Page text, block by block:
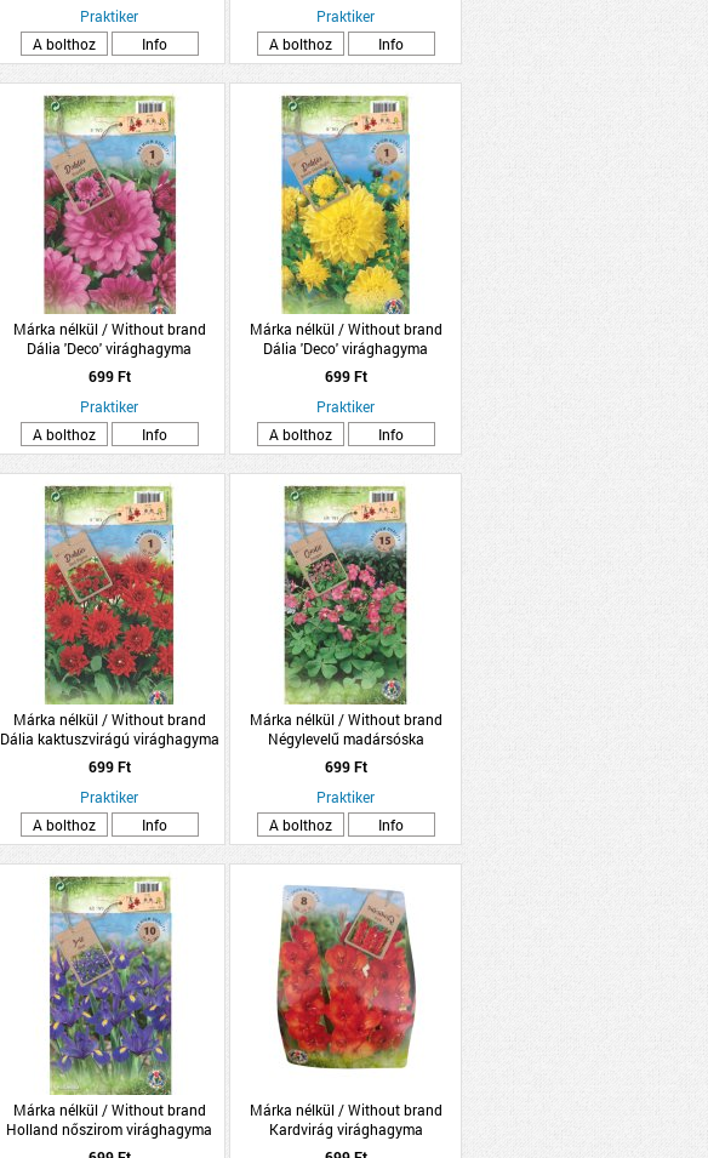
Praktiker
A bolthoz
Info
Praktiker
A bolthoz
Info
Márka nélkül / Without brand
Dália 'Deco' virághagyma
1db/csomag rózsaszín
699 Ft
Praktiker
A bolthoz
Info
Márka nélkül / Without brand
Dália 'Deco' virághagyma
1db/csomag sárga
699 Ft
Praktiker
A bolthoz
Info
Márka nélkül / Without brand
Dália kaktuszvirágú virághagyma
1db/csomag piros
699 Ft
Praktiker
A bolthoz
Info
Márka nélkül / Without brand
Négylevelű madársóska
virághagyma 15db/csomag
699 Ft
Praktiker
A bolthoz
Info
Márka nélkül / Without brand
Holland nőszirom virághagyma
10db/csomag kék
Márka nélkül / Without brand
Kardvirág virághagyma
10db/csomag piros